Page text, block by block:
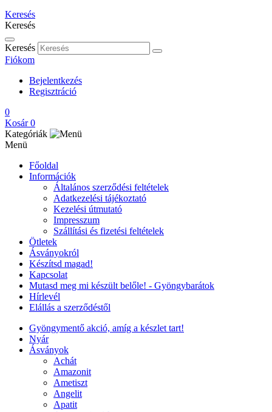
Keresés
Keresés
Keresés
Fiókom
Bejelentkezés
Regisztráció
0
Kosár 0
Kategóriák
Menü
Főoldal
Információk
Általános szerződési feltételek
Adatkezelési tájékoztató
Kezelési útmutató
Impresszum
Szállítási és fizetési feltételek
Ötletek
Ásványokról
Készítsd magad!
Kapcsolat
Mutasd meg mi készült belőle! - Gyöngybarátok
Hírlevél
Elállás a szerződéstől
Gyöngymentő akció, amíg a készlet tart!
Nyár
Ásványok
Achát
Amazonit
Ametiszt
Angelit
Apatit